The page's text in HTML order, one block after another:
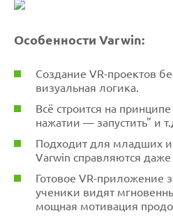
Особенности Varwin:
Создание VR-проектов
визуальная логика.
Всё строится на
нажатии — запустить" и
Подходит для младших и
Varwin справляются даже
Готовое VR-приложение
ученики видят
мощная мотивация